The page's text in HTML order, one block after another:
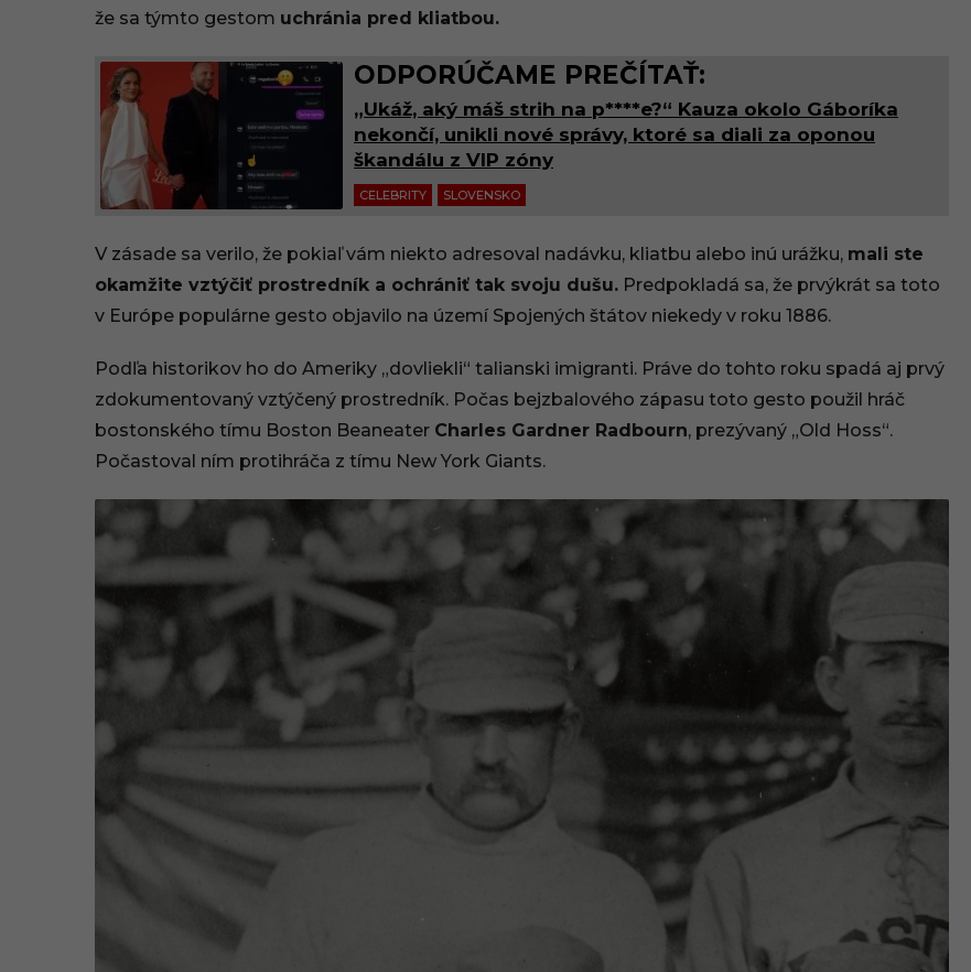
že sa týmto gestom uchránia pred kliatbou.
ODPORÚČAME PREČÍTAŤ:
„Ukáž, aký máš strih na p****e?“ Kauza okolo Gáboríka
nekončí, unikli nové správy, ktoré sa diali za oponou
škandálu z VIP zóny
CELEBRITY SLOVENSKO
V zásade sa verilo, že pokiaľ vám niekto adresoval nadávku, kliatbu alebo inú urážku, mali ste
okamžite vztýčiť prostredník a ochrániť tak svoju dušu. Predpokladá sa, že prvýkrát sa toto
v Európe populárne gesto objavilo na území Spojených štátov niekedy v roku 1886.
Podľa historikov ho do Ameriky „dovliekli“ talianski imigranti. Práve do tohto roku spadá aj prvý
zdokumentovaný vztýčený prostredník. Počas bejzbalového zápasu toto gesto použil hráč
bostonského tímu Boston Beaneater Charles Gardner Radbourn, prezývaný „Old Hoss“.
Počastoval ním protihráča z tímu New York Giants.